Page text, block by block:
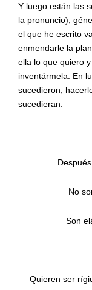
Y luego están las
la pronuncio),
el que he escrito
enmendarle la
ella lo que quiero
inventármela. En
sucedieron,
sucedieran.
No
Son
Quieren ser